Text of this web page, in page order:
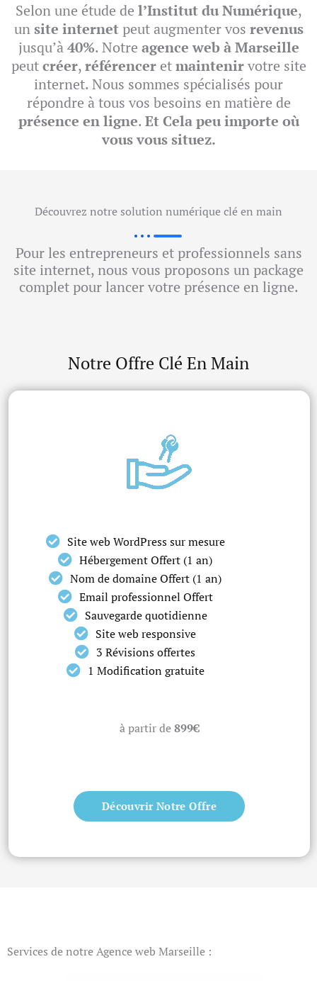
Selon une étude de l’Institut du Numérique,
unsite internetpeut augmenter vos revenus
jusqu’à40%. Notre agence web à Marseille
peutcréer,référenceretmaintenirvotre site
internet. Nous sommes spécialisés pour
répondre à tous vos besoins en matière de
présence en ligne. Et Cela peu importe où
vous vous situez.
Découvrez notre solution numérique clé en main
Pour les entrepreneurs et professionnels sans
site internet, nous vous proposons un package
complet pour lancer votre présence en ligne.
Notre Offre Clé En Main
Site web WordPress sur mesure
Hébergement Offert (1 an)
Nom de domaine Offert (1 an)
Email professionnel Offert
Sauvegarde quotidienne
Site web responsive
3 Révisions offertes
1 Modification gratuite
à partir de899€
Découvrir Notre Offre
Services de notre Agence web Marseille :